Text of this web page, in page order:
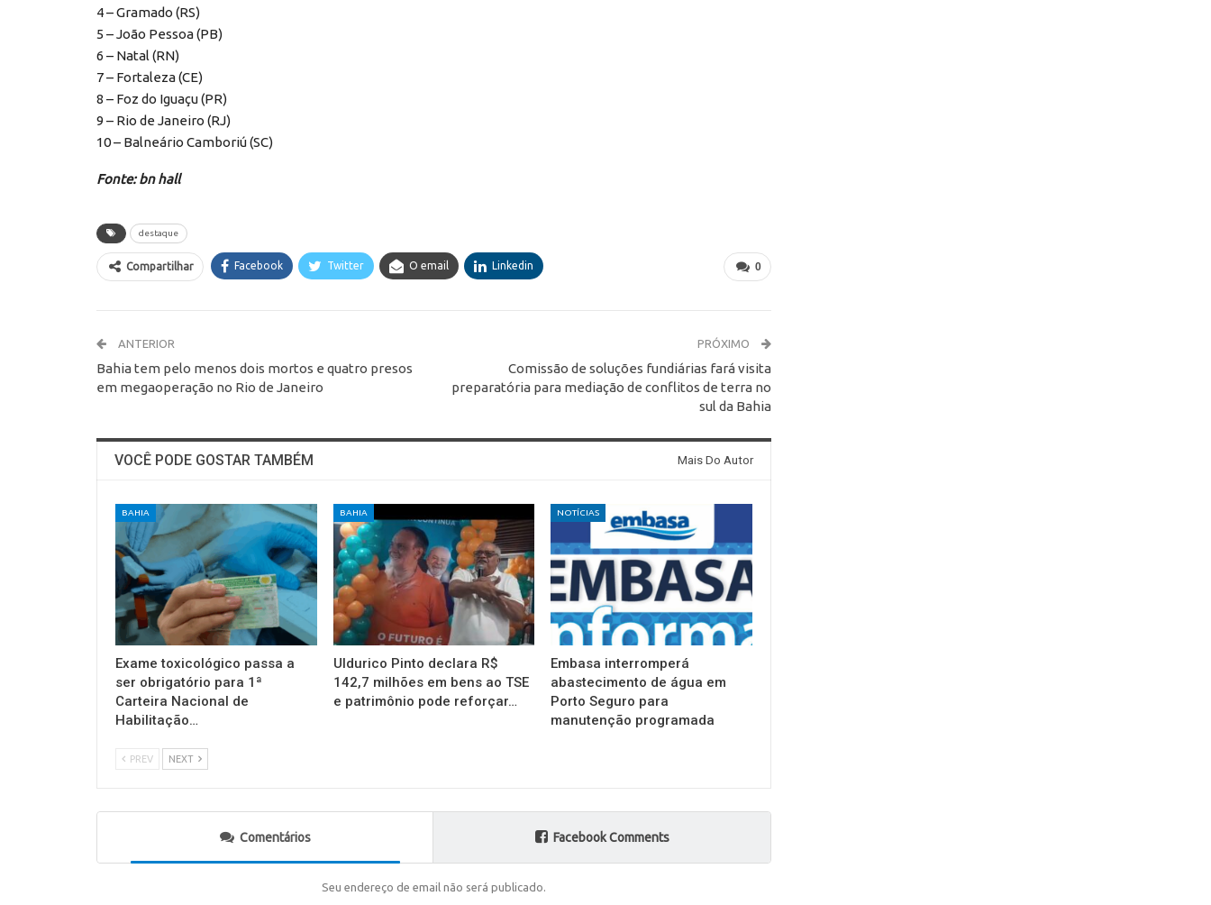
4 – Gramado (RS)
5 – João Pessoa (PB)
6 – Natal (RN)
7 – Fortaleza (CE)
8 – Foz do Iguaçu (PR)
9 – Rio de Janeiro (RJ)
10 – Balneário Camboriú (SC)
Fonte: bn hall
destaque
0
Compartilhar Facebook Twitter O email Linkedin
ANTERIOR
Bahia tem pelo menos dois mortos e quatro presos
em megaoperação no Rio de Janeiro
PRÓXIMO
Comissão de soluções fundiárias fará visita
preparatória para mediação de conflitos de terra no
sul da Bahia
VOCÊ PODE GOSTAR TAMBÉM Mais Do Autor
BAHIA
Exame toxicológico passa a
ser obrigatório para 1ª
Carteira Nacional de
Habilitação…
BAHIA
Uldurico Pinto declara R$
142,7 milhões em bens ao TSE
e patrimônio pode reforçar…
NOTÍCIAS
Embasa interromperá
abastecimento de água em
Porto Seguro para
manutenção programada
PREV NEXT
Comentários Facebook Comments
Seu endereço de email não será publicado.